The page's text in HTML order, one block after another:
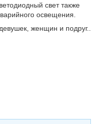
свет также
освещения.
женщин и подруг..